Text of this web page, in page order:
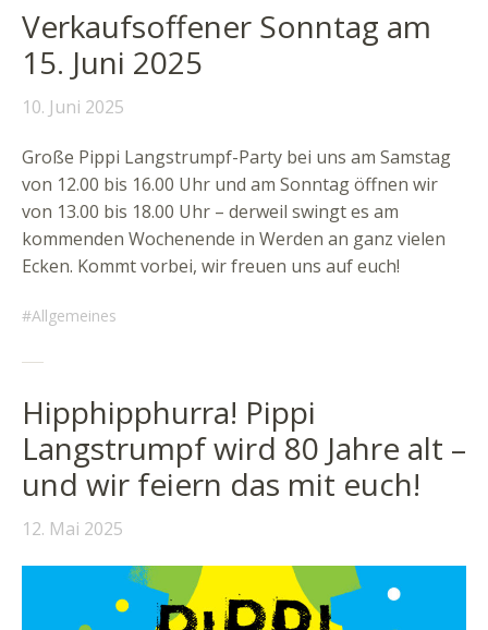
Verkaufsoffener Sonntag am
15. Juni 2025
10. Juni 2025
Große Pippi Langstrumpf-Party bei uns am Samstag
von 12.00 bis 16.00 Uhr und am Sonntag öffnen wir
von 13.00 bis 18.00 Uhr – derweil swingt es am
kommenden Wochenende in Werden an ganz vielen
Ecken. Kommt vorbei, wir freuen uns auf euch!
Allgemeines
Hipphipphurra! Pippi
Langstrumpf wird 80 Jahre alt –
und wir feiern das mit euch!
12. Mai 2025